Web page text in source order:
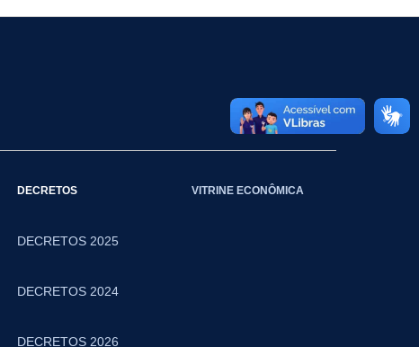
DECRETOS
DECRETOS 2025
DECRETOS 2024
DECRETOS 2026
VITRINE ECONÔMICA